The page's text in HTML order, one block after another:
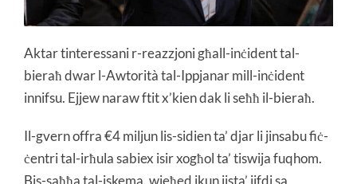
Aktar tinteressani r-reazzjoni għall-inċident tal-
bieraħ dwar l-Awtorità tal-Ippjanar mill-inċident
innifsu. Ejjew naraw ftit x’kien dak li seħħ il-bieraħ.
Il-gvern offra €4 miljun lis-sidien ta’ djar li jinsabu fiċ-
ċentri tal-irħula sabiex isir xogħol ta’ tiswija fuqhom.
Bis-saħħa tal-iskema, wieħed ikun jista’ jifdi sa